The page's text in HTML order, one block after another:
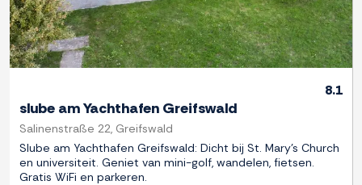
8.1
slube am Yachthafen Greifswald
Salinenstraße 22, Greifswald
Slube am Yachthafen Greifswald: Dicht bij St. Mary's Church
en universiteit. Geniet van mini-golf, wandelen, fietsen.
Gratis WiFi en parkeren.